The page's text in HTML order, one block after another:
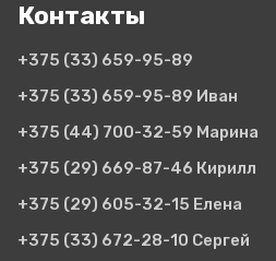
Контакты
+375 (33) 659-95-89
+375 (33) 659-95-89 Иван
+375 (44) 700-32-59 Марина
+375 (29) 669-87-46 Кирилл
+375 (29) 605-32-15 Елена
+375 (33) 672-28-10 Сергей